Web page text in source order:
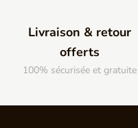
Livraison & retour
offerts
100% sécurisée et gratuite